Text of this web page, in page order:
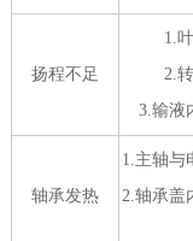
扬程不足
1.
2.
3.输液
轴承发热
1.主轴与
2.轴承盖